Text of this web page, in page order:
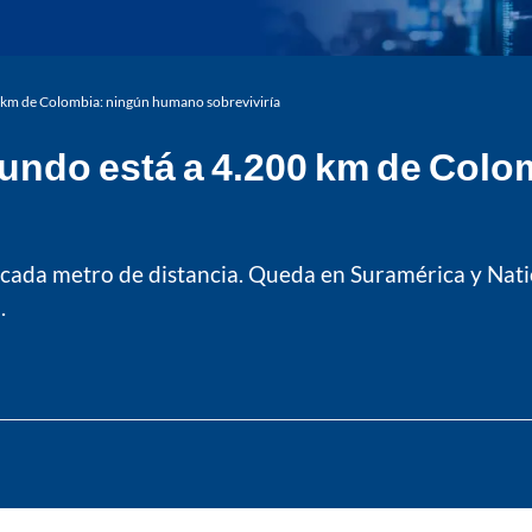
de Colombia: ningún humano sobreviviría
está a 4.200 km de
metro de distancia. Queda en Suramérica y